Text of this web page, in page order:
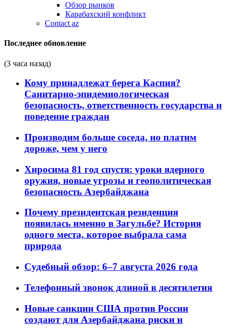
Обзор рынков
Карабахский конфликт
Contact az
Последнее обновление
(3 часа назад)
Кому принадлежат берега Каспия?
Санитарно-эпидемиологическая
безопасность, ответственность государства и
поведение граждан
Производим больше соседа, но платим
дороже, чем у него
Хиросима 81 год спустя: уроки ядерного
оружия, новые угрозы и геополитическая
безопасность Азербайджана
Почему президентская резиденция
появилась именно в Загульбе? История
одного места, которое выбрала сама
природа
Судебный обзор: 6–7 августа 2026 года
Телефонный звонок длиной в десятилетия
Новые санкции США против России
создают для Азербайджана риски и